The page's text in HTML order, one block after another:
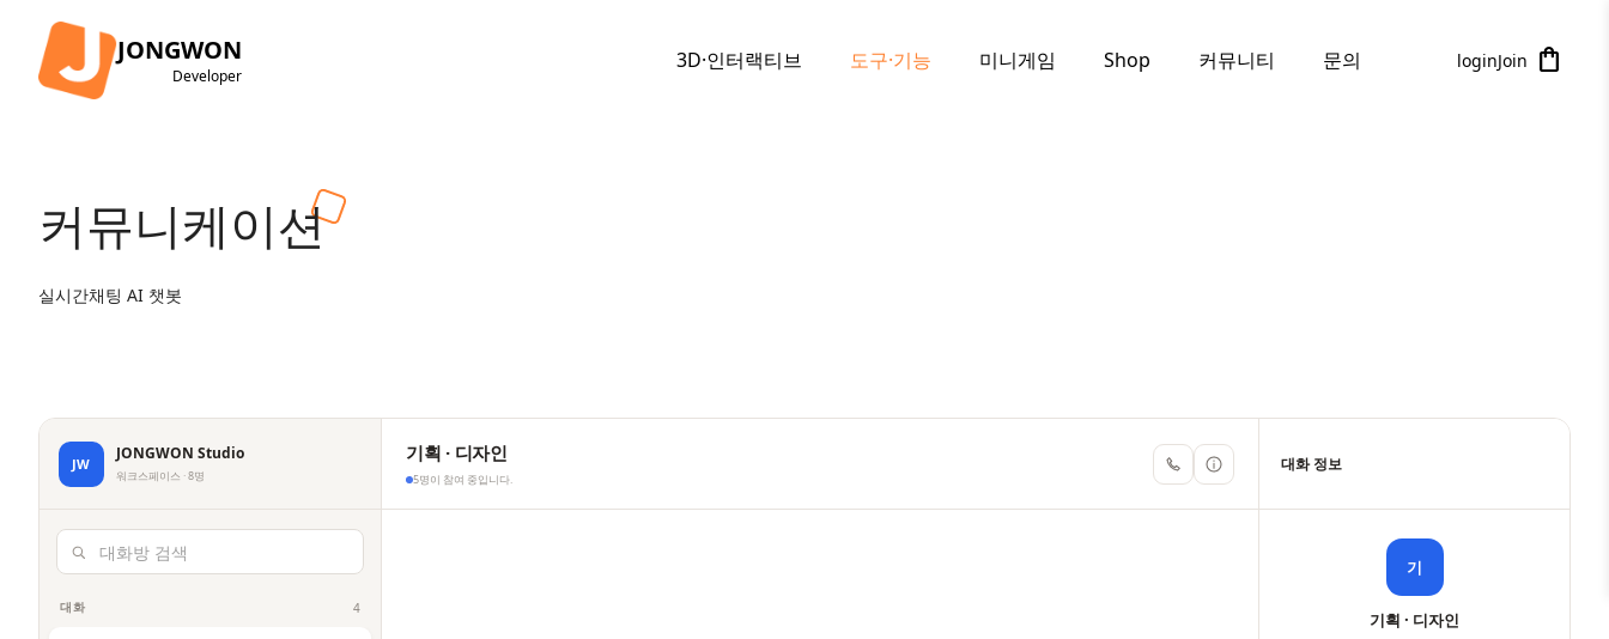
JONGWON
Developer
3D·인터랙티브 도구·기능 미니게임 Shop 커뮤니티 문의 loginJoin shopping_bag
커뮤니케이션
실시간채팅 AI 챗봇
JW
JONGWON Studio
워크스페이스 · 8명
대화방 검색
대화 4
기획 · 디자인
5명이 참여 중입니다.
대화 정보
기
기획 · 디자인